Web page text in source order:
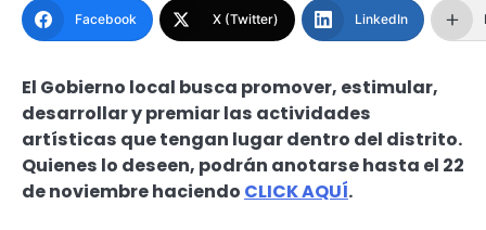
Facebook X (Twitter) LinkedIn
El Gobierno local busca promover, estimular,
desarrollar y premiar las actividades
artísticas que tengan lugar dentro del distrito.
Quienes lo deseen, podrán anotarse hasta el 22
de noviembre haciendo CLICK AQUÍ.